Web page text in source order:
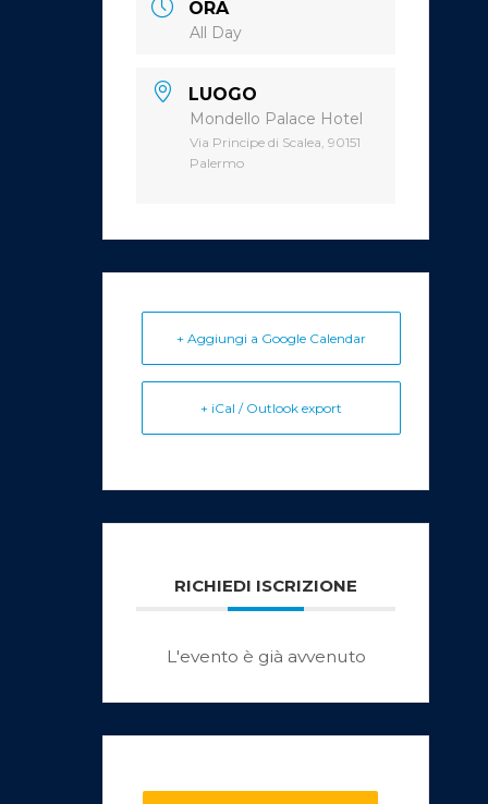
ORA
All Day
LUOGO
Mondello Palace Hotel
Via Principe di Scalea, 90151
Palermo
+ Aggiungi a Google Calendar
+ iCal / Outlook export
RICHIEDI ISCRIZIONE
L'evento è già avvenuto